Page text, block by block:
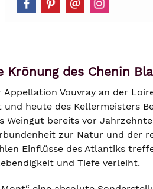
Krönung des Chenin
Vouvray an der
heute des Kellermeisters
bereits vor
zur Natur und der
Einflüsse des Atlantiks
und Tiefe verleiht.